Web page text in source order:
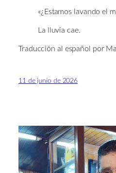
«¿Estamos lavando el
La lluvia cae.
Traducción al español por
11 de junio de 2026